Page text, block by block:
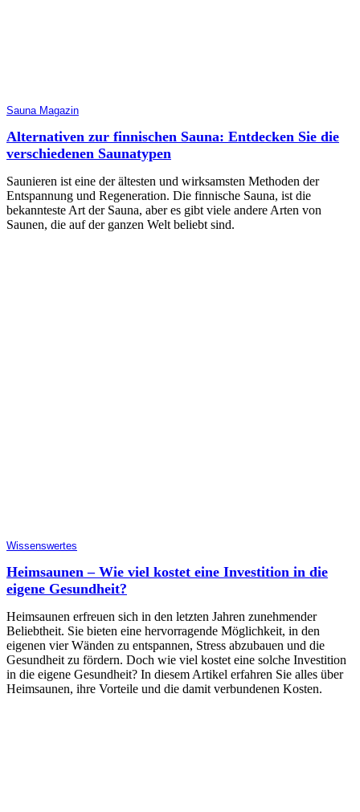
Sauna Magazin
Alternativen zur finnischen Sauna: Entdecken Sie die
verschiedenen Saunatypen
Saunieren ist eine der ältesten und wirksamsten Methoden der
Entspannung und Regeneration. Die finnische Sauna, ist die
bekannteste Art der Sauna, aber es gibt viele andere Arten von
Saunen, die auf der ganzen Welt beliebt sind.
Wissenswertes
Heimsaunen – Wie viel kostet eine Investition in die
eigene Gesundheit?
Heimsaunen erfreuen sich in den letzten Jahren zunehmender
Beliebtheit. Sie bieten eine hervorragende Möglichkeit, in den
eigenen vier Wänden zu entspannen, Stress abzubauen und die
Gesundheit zu fördern. Doch wie viel kostet eine solche Investition
in die eigene Gesundheit? In diesem Artikel erfahren Sie alles über
Heimsaunen, ihre Vorteile und die damit verbundenen Kosten.